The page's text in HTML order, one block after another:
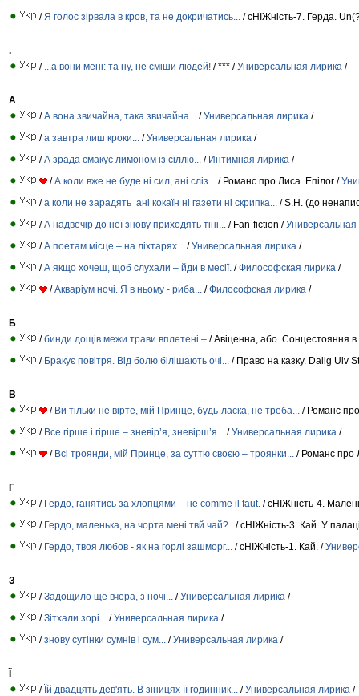
/ Я голос зірвала в кров, та не докричатись... / сНІЖність-7. Герда.
.
/
...а вони мені: та ну, не сміши людей! / *** /Универсальная лирика /
А
/А вона звичайна, така звичайна... /Универсальная лирика /
/а завтра лиш кроки... /Универсальная лирика /
/А зрада смакує лимоном із сіллю... / Интимная лирика /
/А коли вже не буде ні сил, ані сліз... / Романс про Лиса. Епілог /
/а коли не зарадять ані кокаїн ні газети ні скрипка...
/ S.H. (до
/А надвечір до неї знову приходять тіні... / Fan-fiction /Универсальная
/А поетам місце – на ліхтарях... /Универсальная лирика /
/А якщо хочеш, щоб слухали – йди в месії. /Философская лирика /
/Акваріум ночі. Я в ньому - риба... /Философская лирика /
Б
/бинди дощів межи трави вплетені – / Авіценна, або Сонцестояння в
/ Бракує повітря. Від болю білішають очі... / Право на казку. Dalig Ulv
В
/ Ви тільки не вірте, мій Принце, будь-ласка, не треба...
/ Романс
/ Все гірше і гірше – зневір’я, зневірш’я... /Универсальная лирика /
/ Всі троянди, мій Принце, за суттю своєю – троянки... / Романс про
Г
/ Гердо, ганятись за хлопцями – не comme il faut. / сНІЖність-4.
/ Гердо, маленька, на чорта мені твй чай?..
/ сНІЖність-3. Кай. У
/ Гердо, твоя любов - як на горлі зашморг... / сНІЖність-1. Кай. /
З
/Задощило ще вчора, з ночі... /Универсальная лирика /
/Зітхали зорі... /Универсальная лирика /
/знову сутінки сумнів і сум... /Универсальная лирика /
Ї
/ Їй двадцять дев'ять. В зіницях її годинник... /Универсальная лирика /